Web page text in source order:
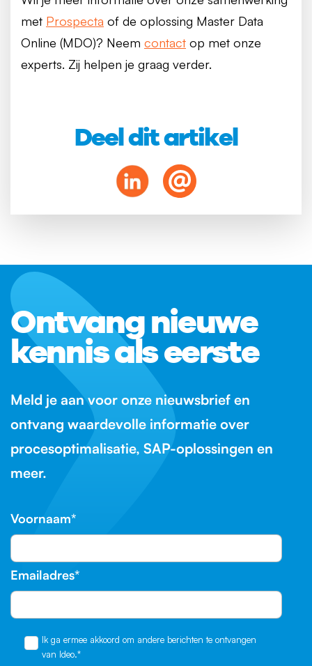
met Prospecta of de oplossing Master Data
Online (MDO)? Neem contact op met onze
experts. Zij helpen je graag verder.
Deel dit artikel
Ontvang nieuwe
kennis als eerste
Meld je aan voor onze nieuwsbrief en
ontvang waardevolle informatie over
procesoptimalisatie, SAP-oplossingen en
meer.
Voornaam*
Emailadres*
Ik ga ermee akkoord om andere berichten te ontvangen
van Ideo.*